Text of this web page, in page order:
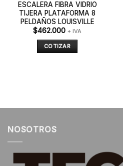
ESCALERA FIBRA VIDRIO
TIJERA PLATAFORMA 8
PELDAÑOS LOUISVILLE
$462.000 + IVA
COTIZAR
NOSOTROS